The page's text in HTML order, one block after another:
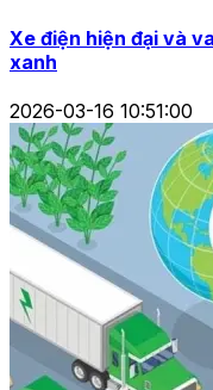
Xe điện hiện đại và
xanh
2026-03-16 10:51:00